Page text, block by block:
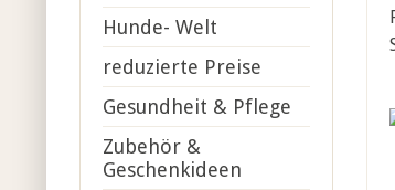
Hunde- Welt
reduzierte Preise
Gesundheit & Pflege
Zubehör &
Geschenkideen